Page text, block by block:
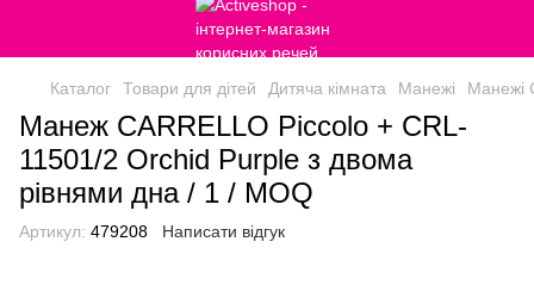
Каталог Товари для дітей Дитяча кімната Манежі Манежі
Манеж CARRELLO Piccolo + CRL-
11501/2 Orchid Purple з двома
рівнями дна / 1 / MOQ
Артикул: 479208 Написати відгук